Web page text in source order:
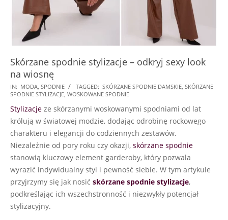
Skórzane spodnie stylizacje – odkryj sexy look
na wiosnę
2024-
02-
17
IN: MODA SPODNIE TAGGED: SKÓRZANE SPODNIE DAMSKIE SKÓRZANE
SPODNIE STYLIZACJE WOSKOWANE SPODNIE
Stylizacje ze skórzanymi woskowanymi spodniami od lat
królują w światowej modzie, dodając odrobinę rockowego
charakteru i elegancji do codziennych zestawów.
Niezależnie od pory roku czy okazji, skórzane spodnie
stanowią kluczowy element garderoby, który pozwala
wyrazić indywidualny styl i pewność siebie. W tym artykule
przyjrzymy się jak nosić skórzane spodnie stylizacje,
podkreślając ich wszechstronność i niezwykły potencjał
stylizacyjny.